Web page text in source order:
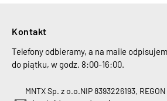
Kontakt
Telefony odbieramy, a na maile
do piątku, w godz. 8:00-16:00.
MNTX Sp. z o.o.NIP 8393226193,